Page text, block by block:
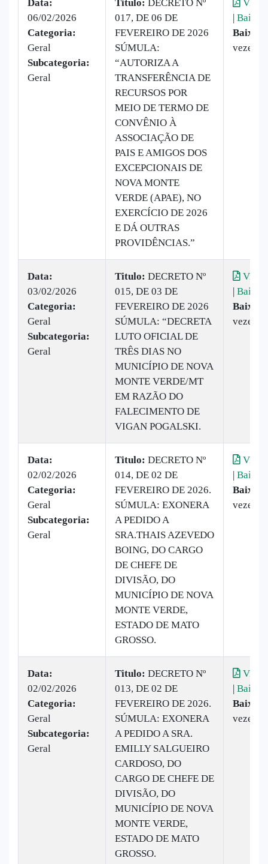
Data:
06/02/2026
Categoria:
Geral
Subcategoria:
Geral
Titulo:
DECRETO Nº
017, DE 06 DE
FEVEREIRO DE 2026
SÚMULA:
“AUTORIZA A
TRANSFERÊNCIA DE
RECURSOS POR
MEIO DE TERMO DE
CONVÊNIO À
ASSOCIAÇÃO DE
PAIS E AMIGOS DOS
EXCEPCIONAIS DE
NOVA MONTE
VERDE (APAE), NO
EXERCÍCIO DE 2026
E DÁ OUTRAS
PROVIDÊNCIAS.”
| Baixar
vezes
Data:
03/02/2026
Categoria:
Geral
Subcategoria:
Geral
Titulo: DECRETO Nº
015, DE 03 DE
FEVEREIRO DE 2026
SÚMULA: “DECRETA
LUTO OFICIAL DE
TRÊS DIAS NO
MUNICÍPIO DE NOVA
MONTE VERDE/MT
EM RAZÃO DO
FALECIMENTO DE
VIGAN POGALSKI.
| Baixar
vezes
Data:
02/02/2026
Categoria:
Geral
Subcategoria:
Geral
Titulo: DECRETO Nº
014, DE 02 DE
FEVEREIRO DE 2026.
SÚMULA: EXONERA
A PEDIDO A
SRA.THAIS AZEVEDO
BOING, DO CARGO
DE CHEFE DE
DIVISÃO, DO
MUNICÍPIO DE NOVA
MONTE VERDE,
ESTADO DE MATO
GROSSO.
| Baixar
vezes
Data:
02/02/2026
Categoria:
Geral
Subcategoria:
Geral
Titulo: DECRETO Nº
013, DE 02 DE
FEVEREIRO DE 2026.
SÚMULA: EXONERA
A PEDIDO A SRA.
EMILLY SALGUEIRO
CARDOSO, DO
CARGO DE CHEFE DE
DIVISÃO, DO
MUNICÍPIO DE NOVA
MONTE VERDE,
ESTADO DE MATO
GROSSO.
| Baixar
vezes